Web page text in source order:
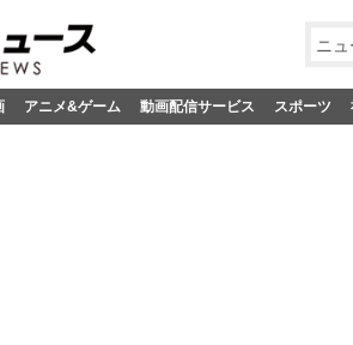
ニ
アニメ&ゲーム 動画配信サービス スポーツ